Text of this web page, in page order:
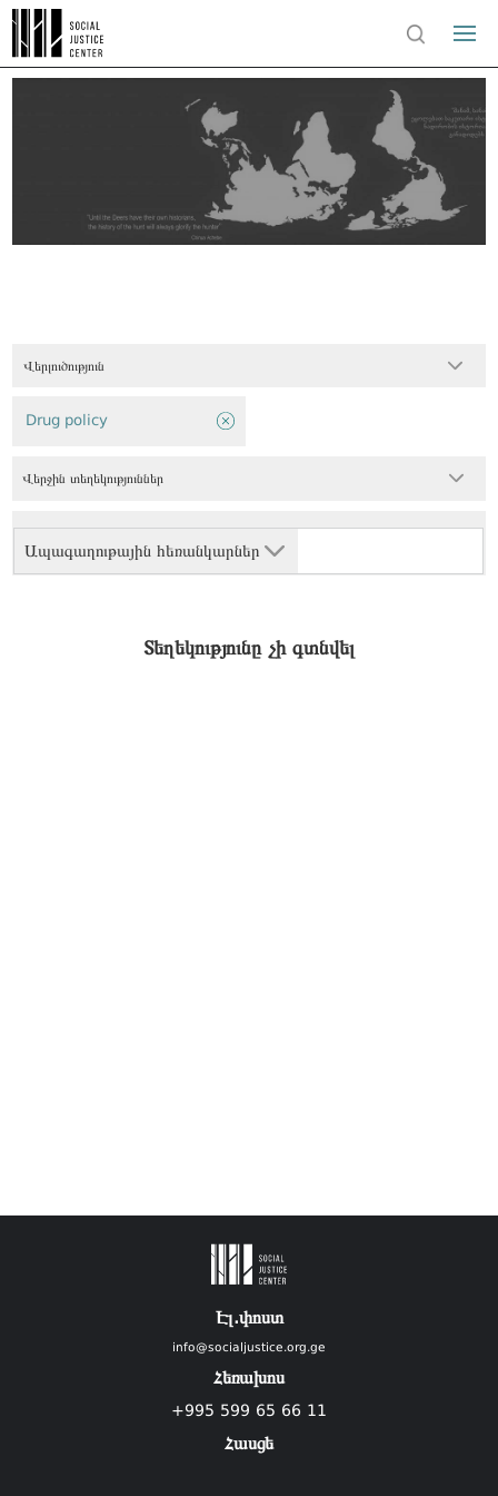
Վերլուծություն
Ապագաղութային հեռանկարներ
Drug policy
Վերջին տեղեկություններ
Տեղեկությունը չի գտնվել
Էլ.փոստ
info@socialjustice.org.ge
Հեռախոս
+995 599 65 66 11
Հասցե